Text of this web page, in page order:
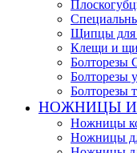
Щипцы для
Клещи и
Болторезы
Болторезы
Болторезы
НОЖНИЦЫ И
Ножницы
Ножницы